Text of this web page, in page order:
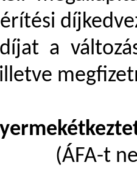
a
(ÁFA-t